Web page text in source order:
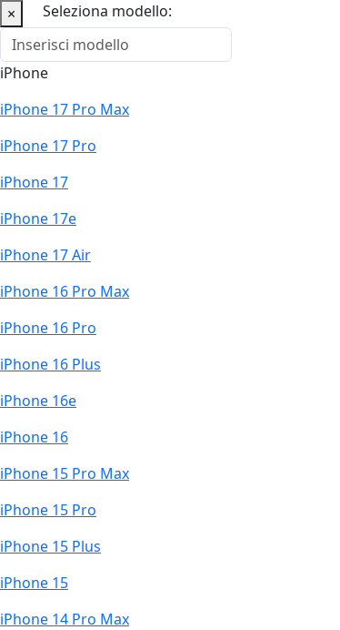
× Seleziona modello:
iPhone
iPhone 17 Pro Max
iPhone 17 Pro
iPhone 17
iPhone 17e
iPhone 17 Air
iPhone 16 Pro Max
iPhone 16 Pro
iPhone 16 Plus
iPhone 16e
iPhone 16
iPhone 15 Pro Max
iPhone 15 Pro
iPhone 15 Plus
iPhone 15
iPhone 14 Pro Max